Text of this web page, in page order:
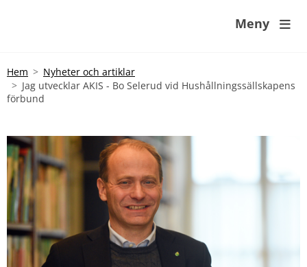
Meny 
Hem
Nyheter och artiklar
Jag utvecklar AKIS - Bo Selerud vid Hushållningssällskapens
förbund